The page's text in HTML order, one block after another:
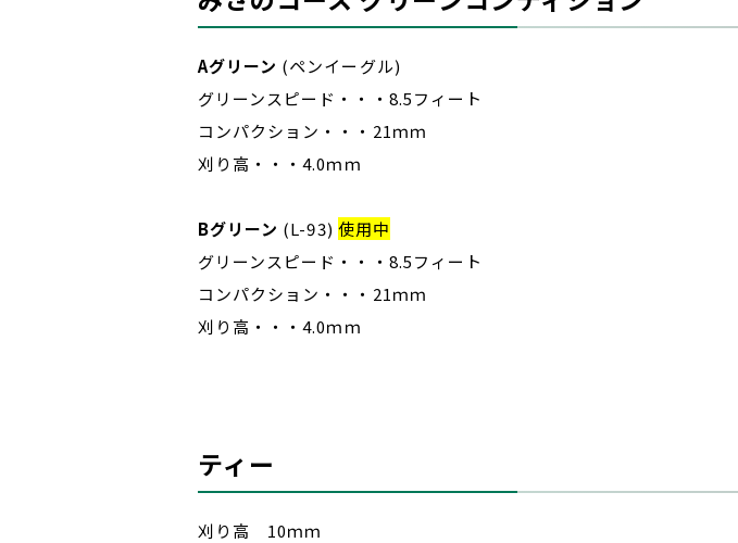
Aグリーン (ペンイーグル)
グリーンスピード・・・8.5フィート
コンパクション・・・21ｍｍ
刈り高・・・4.0ｍｍ
Bグリーン (L-93) 使用中
グリーンスピード・・・8.5フィート
コンパクション・・・21ｍｍ
刈り高・・・4.0ｍｍ
ティー
刈り高 10ｍｍ